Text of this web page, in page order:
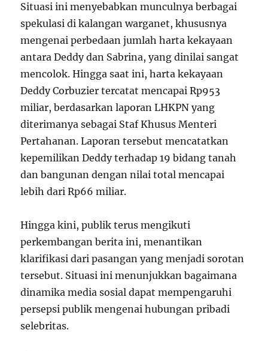
Situasi ini menyebabkan munculnya berbagai
spekulasi di kalangan warganet, khususnya
mengenai perbedaan jumlah harta kekayaan
antara Deddy dan Sabrina, yang dinilai sangat
mencolok. Hingga saat ini, harta kekayaan
Deddy Corbuzier tercatat mencapai Rp953
miliar, berdasarkan laporan LHKPN yang
diterimanya sebagai Staf Khusus Menteri
Pertahanan. Laporan tersebut mencatatkan
kepemilikan Deddy terhadap 19 bidang tanah
dan bangunan dengan nilai total mencapai
lebih dari Rp66 miliar.
Hingga kini, publik terus mengikuti
perkembangan berita ini, menantikan
klarifikasi dari pasangan yang menjadi sorotan
tersebut. Situasi ini menunjukkan bagaimana
dinamika media sosial dapat mempengaruhi
persepsi publik mengenai hubungan pribadi
selebritas.